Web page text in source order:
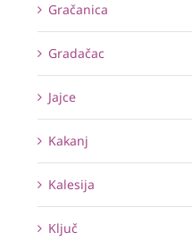
Gračanica
Gradačac
Jajce
Kakanj
Kalesija
Ključ